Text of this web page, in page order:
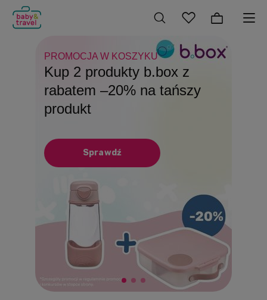
PROMOCJA W KOSZYKU
Kup 2 produkty b.box z
rabatem –20% na tańszy
produkt
Sprawdź
DO 31.08
Produkty Playshoes z
rabatem –15%
SZKOLNY NIEZBĘDNIK!
Patent na beztroskie
wakacje Butelki, bidony i
lunchboxy
Sprawdź